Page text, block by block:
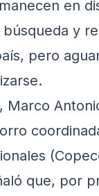
en
y
pero
Marco
que, por